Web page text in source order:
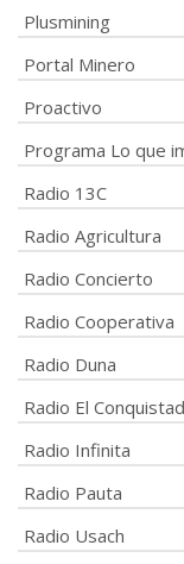
Plusmining
Portal Minero
Proactivo
Programa Lo que
Radio 13C
Radio Agricultura
Radio Concierto
Radio Cooperativa
Radio Duna
Radio El
Radio Infinita
Radio Pauta
Radio Usach